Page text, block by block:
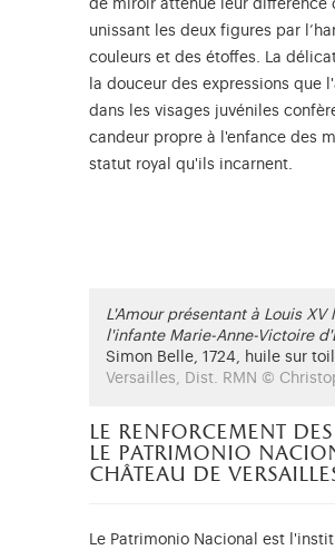
de miroir atténue leur différence
unissant les deux figures par
couleurs et des étoffes. La
la douceur des expressions que
dans les visages juvéniles
candeur propre à l'enfance des
statut royal qu'ils incarnent.
L'Amour présentant à Louis
l'infante Marie-Anne-Victoire
Simon Belle, 1724, huile sur
Versailles, Dist. RMN ©
le renforcement
le patrimonio
château de
Le Patrimonio Nacional est